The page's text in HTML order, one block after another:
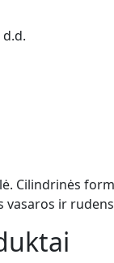
Cilindrinės
vasaros ir